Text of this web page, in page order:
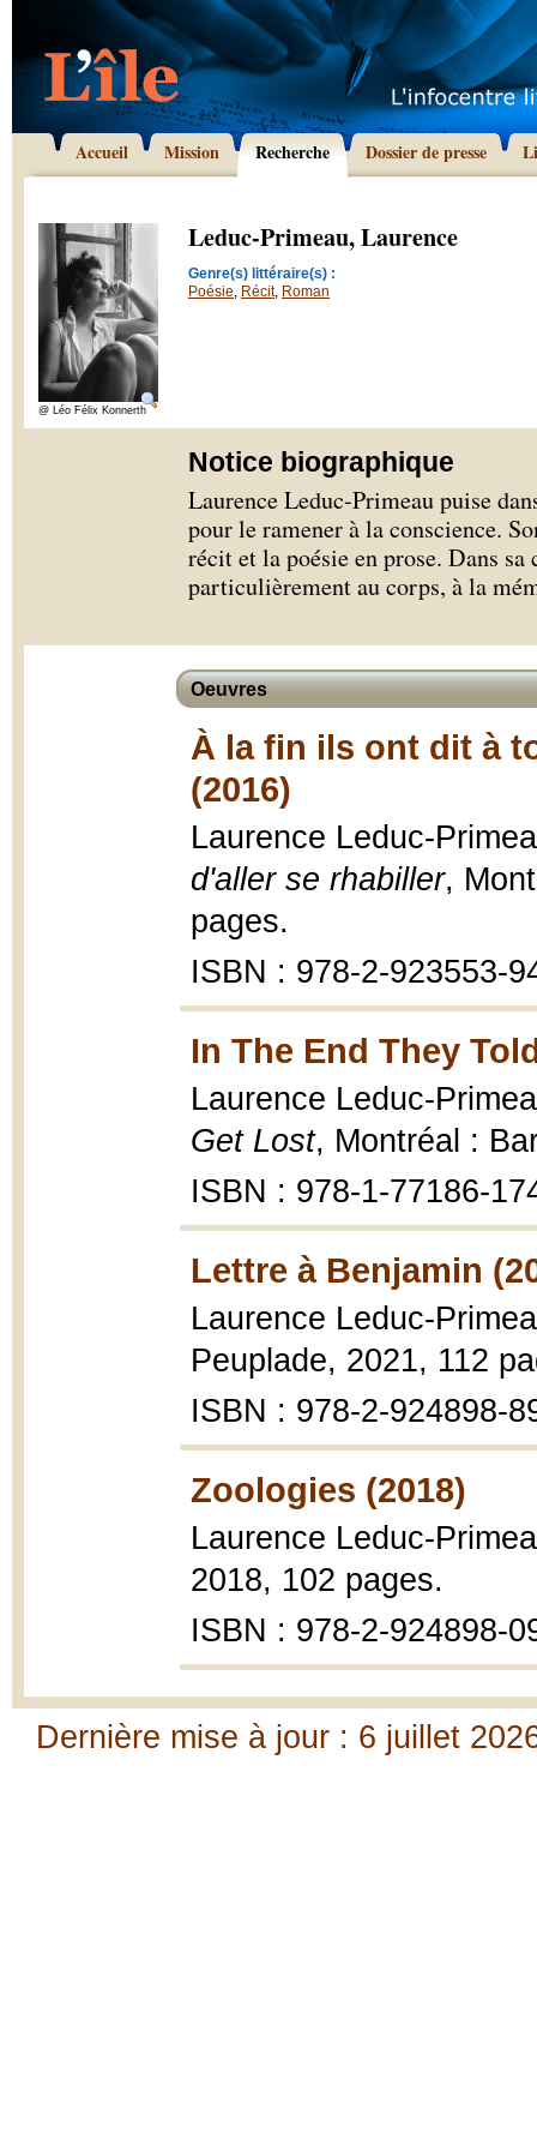
Accueil Mission Recherche Dossier de presse
@ Léo Félix Konnerth
Leduc-Primeau, Laurence
Genre(s) littéraire(s) :
Poésie, Récit, Roman
Notice biographique
Laurence Leduc-Primeau puise
pour le ramener à la conscience.
récit et la poésie en prose. Dans sa
particulièrement au corps, à la
Oeuvres
À la fin ils ont dit à
(2016)
Laurence Leduc-
d'aller se rhabiller,
pages.
ISBN : 978-2-923553-
In The End They
Laurence Leduc-
Get Lost, Montréal :
ISBN : 978-1-77186-
Lettre à Benjamin
Laurence Leduc-
Peuplade, 2021, 112
ISBN : 978-2-924898-
Zoologies (2018)
Laurence Leduc-
2018, 102 pages.
ISBN : 978-2-924898-
Dernière mise à jour : 6 juillet